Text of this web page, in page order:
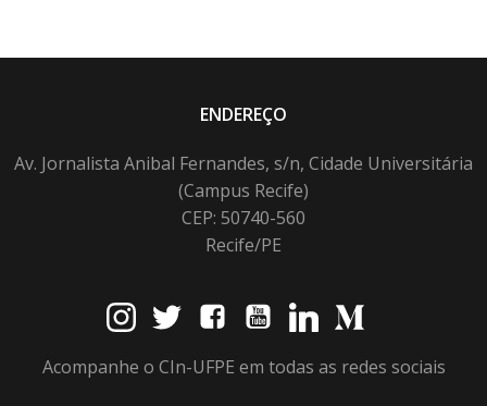
ENDEREÇO
Av. Jornalista Anibal Fernandes, s/n, Cidade Universitária
(Campus Recife)
CEP: 50740-560
Recife/PE
Acompanhe o CIn-UFPE em todas as redes sociais